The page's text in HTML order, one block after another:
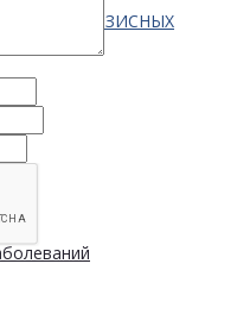
КРИЗИСНЫХ